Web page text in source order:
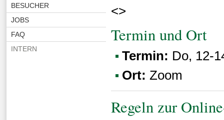
BESUCHER
JOBS
FAQ
INTERN
<>
Termin und Ort
Termin: Do, 12-
Ort: Zoom
Regeln zur